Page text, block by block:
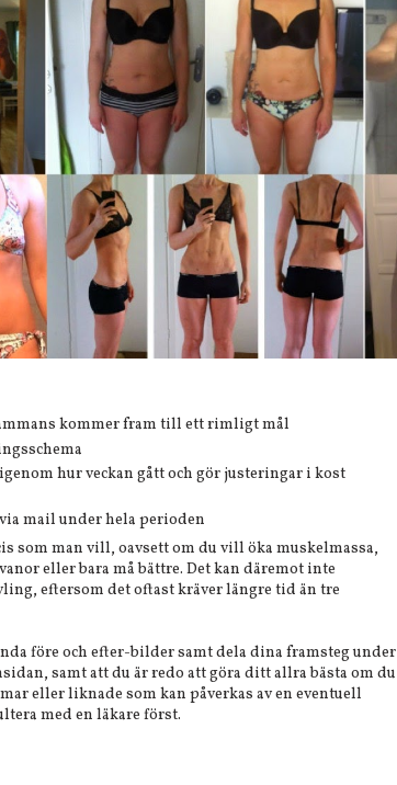
kommer fram till ett rimligt mål
hur veckan gått och gör justeringar i kost
mail under hela perioden
som man vill, oavsett om du vill öka muskelmassa,
eller bara må bättre. Det kan däremot inte
eftersom det oftast kräver längre tid än tre
före och efter-bilder samt dela dina framsteg under
samt att du är redo att göra ditt allra bästa om du
eller liknade som kan påverkas av en eventuell
med en läkare först.